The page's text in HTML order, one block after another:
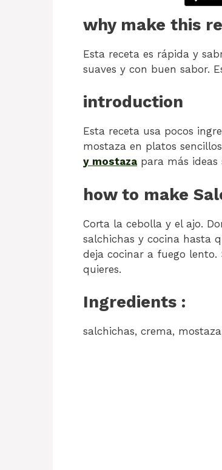
why make this
Esta receta es rápida y
suaves y con buen sabor.
introduction
Esta receta usa pocos
mostaza en platos
y mostaza para más ideas
how to make
Corta la cebolla y el ajo.
salchichas y cocina hasta
deja cocinar a fuego lento.
quieres.
Ingredients :
salchichas, crema,